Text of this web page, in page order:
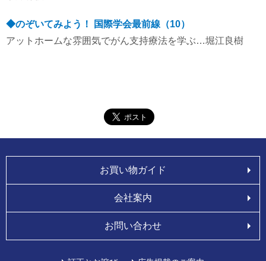
◆のぞいてみよう！ 国際学会最前線（10）
アットホームな雰囲気でがん支持療法を学ぶ…堀江良樹
お買い物ガイド
会社案内
お問い合わせ